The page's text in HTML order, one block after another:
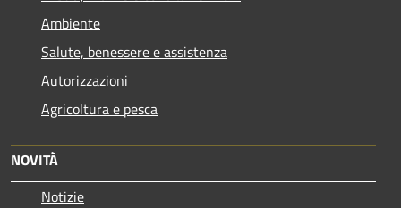
Ambiente
Salute, benessere e assistenza
Autorizzazioni
Agricoltura e pesca
NOVITÀ
Notizie